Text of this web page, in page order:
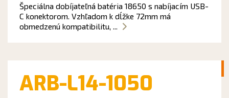
Špeciálna dobíjateľná batéria 18650 s nabíjacím USB-
C konektorom. Vzhľadom k dĺžke 72mm má
obmedzenú kompatibilitu, ...
ARB-L14-1050